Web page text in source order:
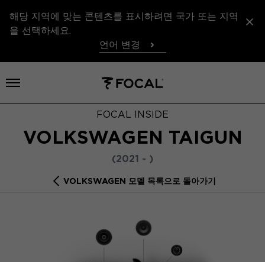
해당 지역에 맞는 콘텐츠를 표시하려면 국가 또는 지역
을 선택하세요.
언어 변경
메뉴 열기
FOCAL INSIDE
VOLKSWAGEN TAIGUN
(2021 - )
VOLKSWAGEN 모델 목록으로 돌아가기